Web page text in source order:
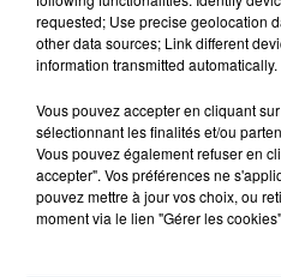
23 juillet 2026
INCENDIE MORTEL À
SON BÉBÉ ENTRE LA
Un homme s'est immolé
aspergé sa compagne et
requested; Use precise geolocation
other data sources; Link different
information transmitted automatically.
Vous pouvez accepter en cliquant
sélectionnant les finalités et/ou
Vous pouvez également refuser en
accepter". Vos préférences ne
pouvez mettre à jour vos choix, ou
moment via le lien "Gérer les